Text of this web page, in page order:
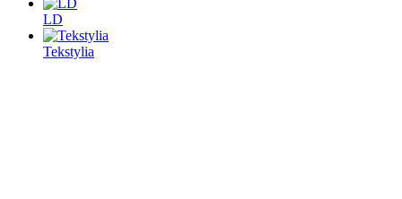
LD
Tekstylia